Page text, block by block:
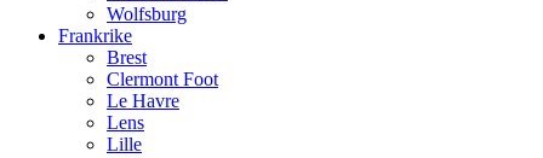
Wolfsburg
Frankrike
Brest
Clermont Foot
Le Havre
Lens
Lille